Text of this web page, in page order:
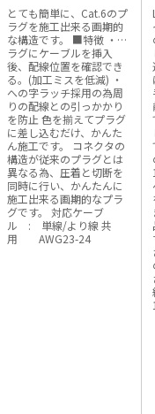
とても簡単に、Cat.6のプ
ラグを施工出来る画期的
な構造です。 ■特徴 ・プ
ラグにケーブルを挿入
後、配線位置を確認でき
る。(加工ミスを低減) ・
への字ラッチ採用の為周
りの配線との引っかかり
を防止 色を揃えてプラグ
に差し込むだけ、かんた
ん施工です。 コネクタの
構造が従来のプラグとは
異なる為、圧着と切断を
同時に行い、かんたんに
施工出来る画期的なプラ
グです。 対応ケーブ
ル : 単線/より線 共
用 AWG23-24